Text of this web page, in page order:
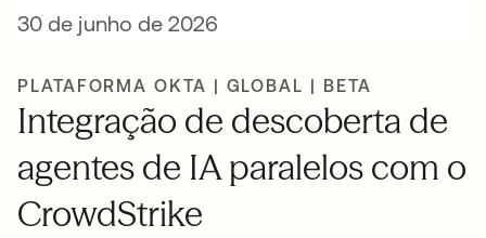
30 de junho de 2026
PLATAFORMA OKTA | GLOBAL | BETA
Integração de descoberta de
agentes de IA paralelos com o
CrowdStrike